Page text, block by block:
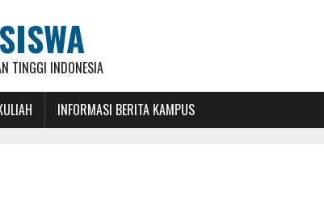
TINGGI INDONESIA
INFORMASI BERITA KAMPUS